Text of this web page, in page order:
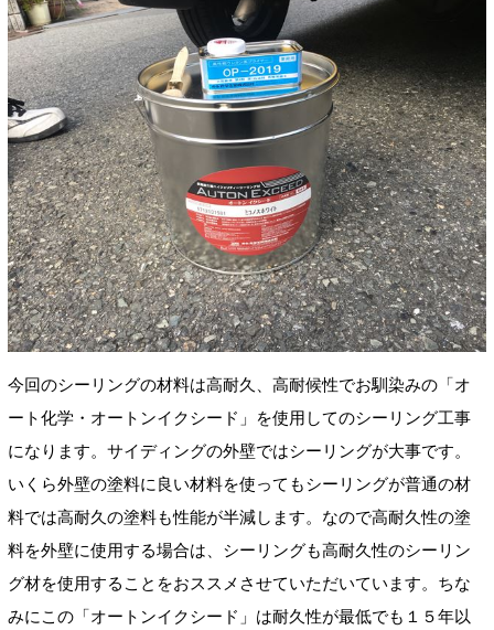
今回のシーリングの材料は高耐久、高耐候性でお馴染みの「オ
ート化学・オートンイクシード」を使用してのシーリング工事
になります。サイディングの外壁ではシーリングが大事です。
いくら外壁の塗料に良い材料を使ってもシーリングが普通の材
料では高耐久の塗料も性能が半減します。なので高耐久性の塗
料を外壁に使用する場合は、シーリングも高耐久性のシーリン
グ材を使用することをおススメさせていただいています。ちな
みにこの「オートンイクシード」は耐久性が最低でも１５年以